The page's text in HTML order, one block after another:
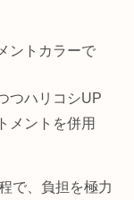
ントカラーで
つハリコシUP
メントを併用
で、負担を極力